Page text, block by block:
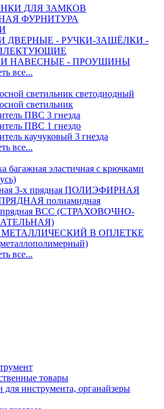
ДЛЯ ЗАМКОВ
ФУРНИТУРА
ДВЕРНЫЕ - РУЧКИ-ЗАЩЁЛКИ -
НАВЕСНЫЕ - ПРОУШИНЫ
все...
светильник светодиодный
светильник
ПВС 3 гнезда
ПВС 1 гнездо
каучуковый 3 гнезда
все...
багажная эластичная с крючками
3-х прядная ПОЛИЭФИРНАЯ
полиамидная
прядная ВСС (СТРАХОВОЧНО-
МЕТАЛЛИЧЕСКИЙ В ОПЛЕТКЕ
все...
товары
инструмента, органайзеры